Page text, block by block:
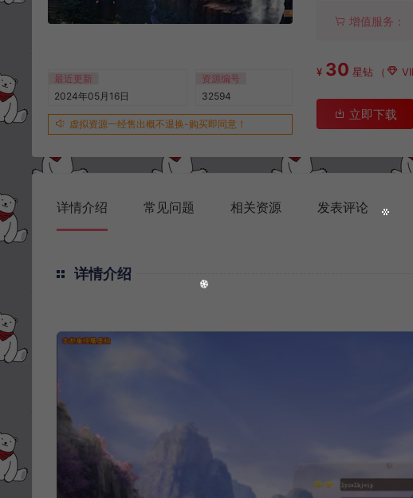
最近更新
2024年05月16日
资源编号
32594
虚拟资源一经售出概不退换-购买即同意！
增值服务：
¥ 30 星钻 （
立即下载
详情介绍 常见问题 相关资源 发表评论
详情介绍